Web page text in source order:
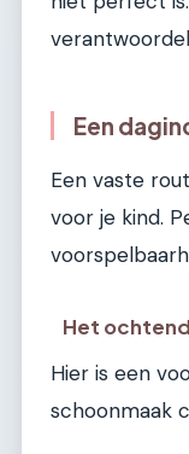
Een
Een vaste
voor je kind.
Het
Hier is een
schoonmaak